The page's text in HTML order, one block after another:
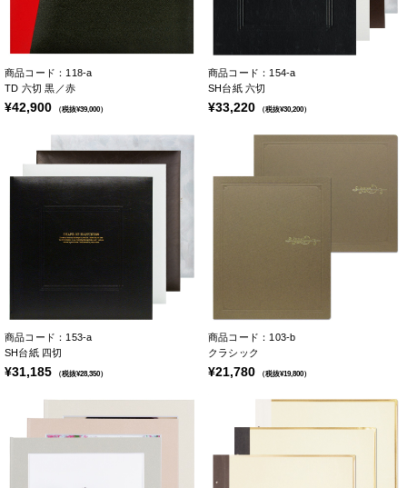
商品コード：118-a
TD 六切 黒／赤
¥42,900 （税抜¥39,000）
商品コード：154-a
SH台紙 六切
¥33,220 （税抜¥30,200）
商品コード：153-a
SH台紙 四切
¥31,185 （税抜¥28,350）
商品コード：103-b
クラシック
¥21,780 （税抜¥19,800）